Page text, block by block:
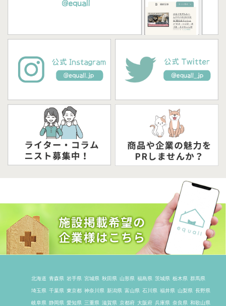
北海道 青森県 岩手県 宮城県 秋田県 山形県 福島県 茨城県 栃木県 群馬県
埼玉県 千葉県 東京都 神奈川県 新潟県 富山県 石川県 福井県 山梨県 長野県
岐阜県 静岡県 愛知県 三重県 滋賀県 京都府 大阪府 兵庫県 奈良県 和歌山県